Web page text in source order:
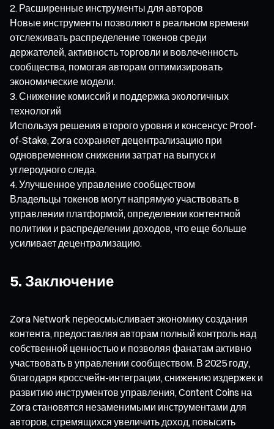
Расширенные инструменты для авторов
Новые инструменты позволяют в реальном времени
отслеживать распределение токенов среди
держателей, активность торговли и вовлеченность
сообщества, помогая авторам оптимизировать
экономические модели.
Снижение комиссий и поддержка экологичных
технологий
Используя решения второго уровня и консенсус Proof-
of-Stake, Zora сохраняет децентрализацию при
одновременном снижении затрат на выпуск и
углеродного следа.
Улучшенное управление сообществом
Владельцы токенов могут напрямую участвовать в
управлении платформой, определении контентной
политики и распределении доходов, что еще больше
усиливает децентрализацию.
5. Заключение
Zora Network переосмысливает экономику создания
контента, предоставляя авторам полный контроль над
собственной ценностью и позволяя фанатам активно
участвовать в управлении сообществом. В 2025 году,
благодаря кроссчейн-интеграции, снижению издержек и
развитию инструментов управления, Content Coins на
Zora становятся незаменимыми инструментами для
авторов, стремящихся увеличить доход, повысить